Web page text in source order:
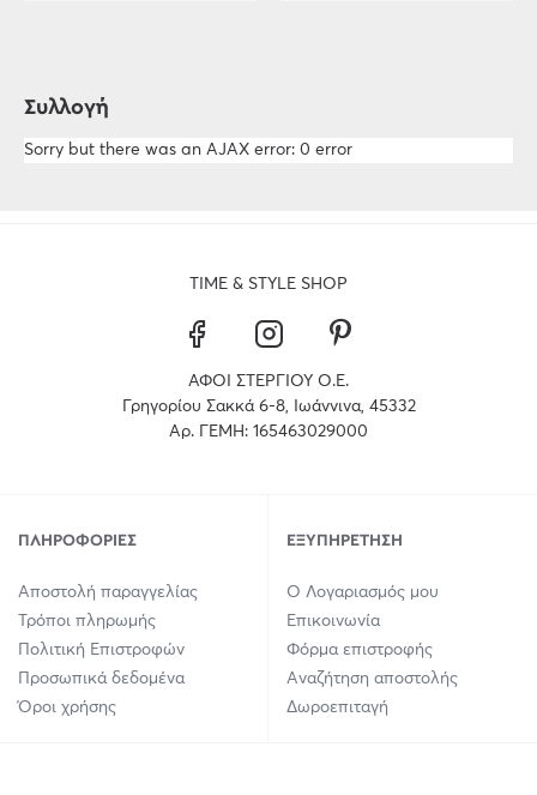
Συλλογή
Sorry but there was an AJAX error: 0 error
TIME & STYLE SHOP
ΑΦΟΙ ΣΤΕΡΓΙΟΥ Ο.Ε.
Γρηγορίου Σακκά 6-8, Ιωάννινα, 45332
Αρ. ΓΕΜΗ: 165463029000
ΠΛΗΡΟΦΟΡΊΕΣ
Αποστολή παραγγελίας
Τρόποι πληρωμής
Πολιτική Επιστροφών
Προσωπικά δεδομένα
Όροι χρήσης
ΕΞΥΠΗΡΈΤΗΣΗ
Ο Λογαριασμός μου
Επικοινωνία
Φόρμα επιστροφής
Αναζήτηση αποστολής
Δωροεπιταγή